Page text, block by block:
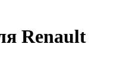
Renault